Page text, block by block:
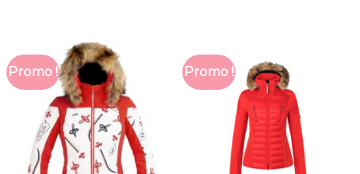
Promo ! Promo !